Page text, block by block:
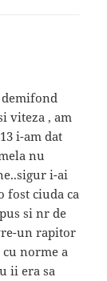
viteza , am
i-am dat
nu
i-ai
fost ciuda ca
si nr de
un rapitor
cu norme a
ii era sa